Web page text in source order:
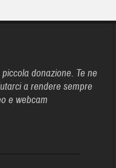
donazione. Te ne
a rendere sempre
e webcam